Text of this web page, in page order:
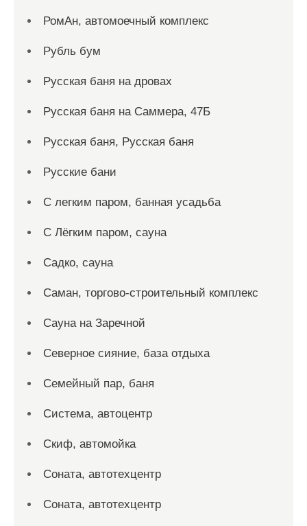
РомАн, автомоечный комплекс
Рубль бум
Русская баня на дровах
Русская баня на Саммера, 47Б
Русская баня, Русская баня
Русские бани
С легким паром, банная усадьба
С Лёгким паром, сауна
Садко, сауна
Саман, торгово-строительный комплекс
Сауна на Заречной
Северное сияние, база отдыха
Семейный пар, баня
Система, автоцентр
Скиф, автомойка
Соната, автотехцентр
Соната, автотехцентр